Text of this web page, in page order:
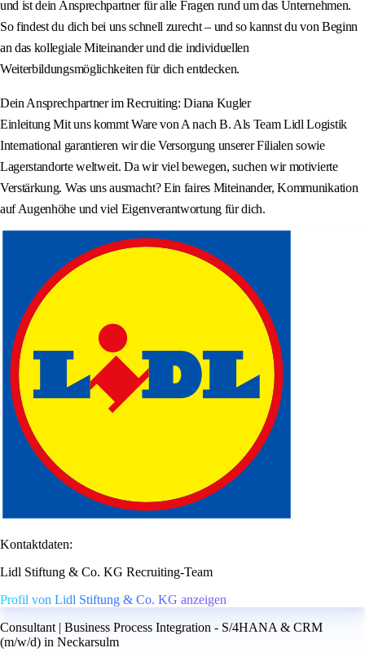
und ist dein Ansprechpartner für alle Fragen rund um das Unternehmen.
So findest du dich bei uns schnell zurecht – und so kannst du von Beginn
an das kollegiale Miteinander und die individuellen
Weiterbildungsmöglichkeiten für dich entdecken.
Dein Ansprechpartner im Recruiting: Diana Kugler
Einleitung Mit uns kommt Ware von A nach B. Als Team Lidl Logistik
International garantieren wir die Versorgung unserer Filialen sowie
Lagerstandorte weltweit. Da wir viel bewegen, suchen wir motivierte
Verstärkung. Was uns ausmacht? Ein faires Miteinander, Kommunikation
auf Augenhöhe und viel Eigenverantwortung für dich.
Kontaktdaten:
Lidl Stiftung & Co. KG Recruiting-Team
Profil von Lidl Stiftung & Co. KG anzeigen
Consultant | Business Process Integration - S/4HANA & CRM
(m/w/d) in Neckarsulm